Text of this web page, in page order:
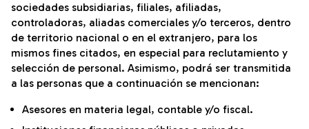
sociedades subsidiarias, filiales, afiliadas,
controladoras, aliadas comerciales y/o terceros, dentro
de territorio nacional o en el extranjero, para los
mismos fines citados, en especial para reclutamiento y
selección de personal. Asimismo, podrá ser transmitida
a las personas que a continuación se mencionan:
Asesores en materia legal, contable y/o fiscal.